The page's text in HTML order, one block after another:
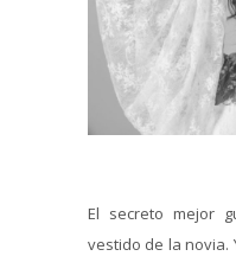
El secreto mejor
vestido de la novia.